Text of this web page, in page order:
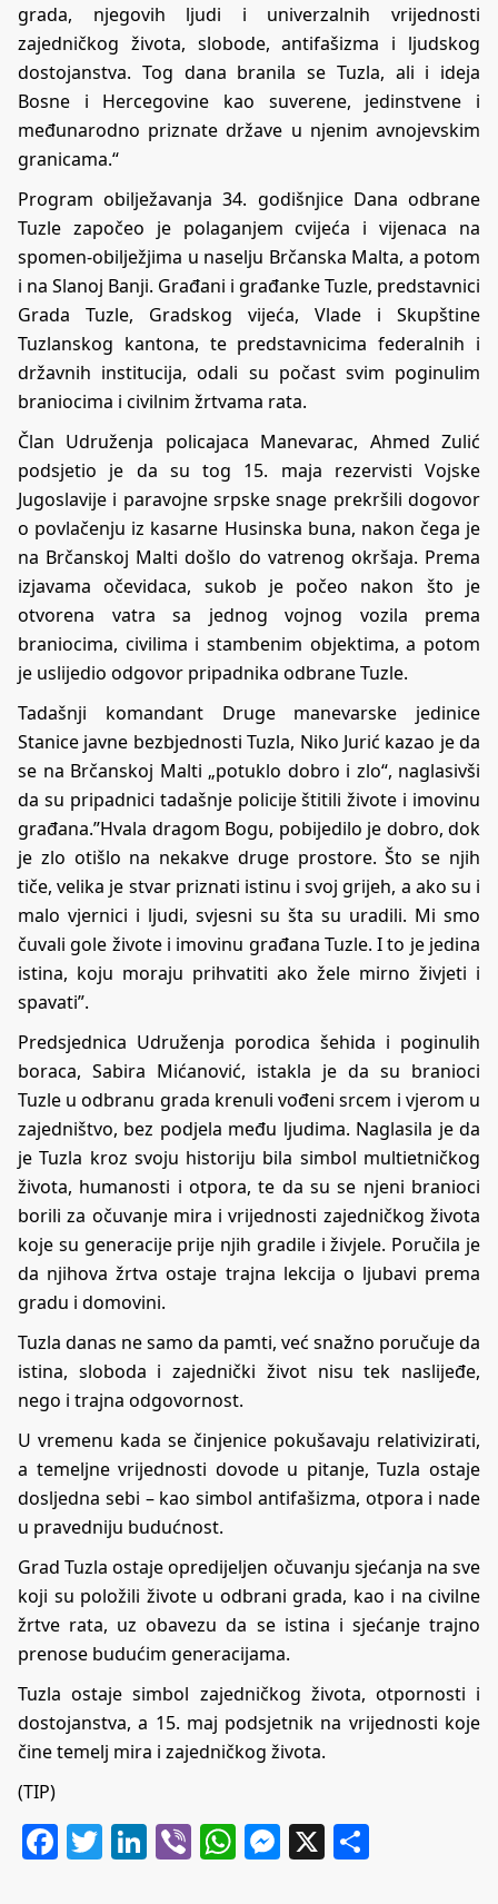
grada, njegovih ljudi i univerzalnih vrijednosti
zajedničkog života, slobode, antifašizma i ljudskog
dostojanstva. Tog dana branila se Tuzla, ali i ideja
Bosne i Hercegovine kao suverene, jedinstvene i
međunarodno priznate države u njenim avnojevskim
granicama.“
Program obilježavanja 34. godišnjice Dana odbrane
Tuzle započeo je polaganjem cvijeća i vijenaca na
spomen-obilježjima u naselju Brčanska Malta, a potom
i na Slanoj Banji. Građani i građanke Tuzle, predstavnici
Grada Tuzle, Gradskog vijeća, Vlade i Skupštine
Tuzlanskog kantona, te predstavnicima federalnih i
državnih institucija, odali su počast svim poginulim
braniocima i civilnim žrtvama rata.
Član Udruženja policajaca Manevarac, Ahmed Zulić
podsjetio je da su tog 15. maja rezervisti Vojske
Jugoslavije i paravojne srpske snage prekršili dogovor
o povlačenju iz kasarne Husinska buna, nakon čega je
na Brčanskoj Malti došlo do vatrenog okršaja. Prema
izjavama očevidaca, sukob je počeo nakon što je
otvorena vatra sa jednog vojnog vozila prema
braniocima, civilima i stambenim objektima, a potom
je uslijedio odgovor pripadnika odbrane Tuzle.
Tadašnji komandant Druge manevarske jedinice
Stanice javne bezbjednosti Tuzla, Niko Jurić kazao je da
se na Brčanskoj Malti „potuklo dobro i zlo“, naglasivši
da su pripadnici tadašnje policije štitili živote i imovinu
građana.”Hvala dragom Bogu, pobijedilo je dobro, dok
je zlo otišlo na nekakve druge prostore. Što se njih
tiče, velika je stvar priznati istinu i svoj grijeh, a ako su i
malo vjernici i ljudi, svjesni su šta su uradili. Mi smo
čuvali gole živote i imovinu građana Tuzle. I to je jedina
istina, koju moraju prihvatiti ako žele mirno živjeti i
spavati”.
Predsjednica Udruženja porodica šehida i poginulih
boraca, Sabira Mićanović, istakla je da su branioci
Tuzle u odbranu grada krenuli vođeni srcem i vjerom u
zajedništvo, bez podjela među ljudima. Naglasila je da
je Tuzla kroz svoju historiju bila simbol multietničkog
života, humanosti i otpora, te da su se njeni branioci
borili za očuvanje mira i vrijednosti zajedničkog života
koje su generacije prije njih gradile i živjele. Poručila je
da njihova žrtva ostaje trajna lekcija o ljubavi prema
gradu i domovini.
Tuzla danas ne samo da pamti, već snažno poručuje da
istina, sloboda i zajednički život nisu tek naslijeđe,
nego i trajna odgovornost.
U vremenu kada se činjenice pokušavaju relativizirati,
a temeljne vrijednosti dovode u pitanje, Tuzla ostaje
dosljedna sebi – kao simbol antifašizma, otpora i nade
u pravedniju budućnost.
Grad Tuzla ostaje opredijeljen očuvanju sjećanja na sve
koji su položili živote u odbrani grada, kao i na civilne
žrtve rata, uz obavezu da se istina i sjećanje trajno
prenose budućim generacijama.
Tuzla ostaje simbol zajedničkog života, otpornosti i
dostojanstva, a 15. maj podsjetnik na vrijednosti koje
čine temelj mira i zajedničkog života.
(TIP)
Facebook
Twitter
LinkedIn
ViberWhatsApp
Messenger
X